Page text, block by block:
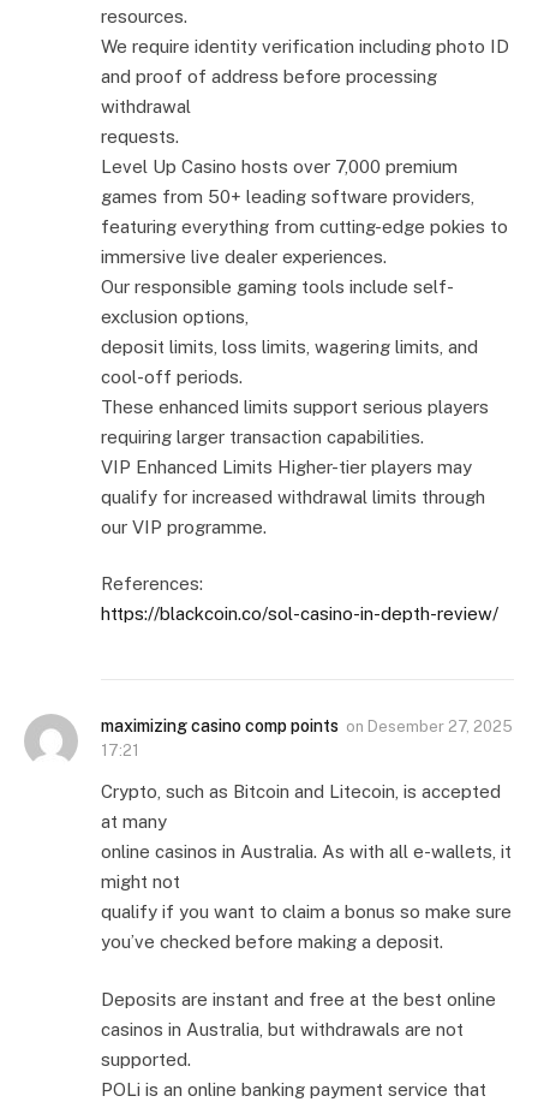
resources.
We require identity verification including photo ID
and proof of address before processing
withdrawal
requests.
Level Up Casino hosts over 7,000 premium
games from 50+ leading software providers,
featuring everything from cutting-edge pokies to
immersive live dealer experiences.
Our responsible gaming tools include self-
exclusion options,
deposit limits, loss limits, wagering limits, and
cool-off periods.
These enhanced limits support serious players
requiring larger transaction capabilities.
VIP Enhanced Limits Higher-tier players may
qualify for increased withdrawal limits through
our VIP programme.
References:
https://blackcoin.co/sol-casino-in-depth-review/
maximizing casino comp points on Desember 27, 2025
17:21
Crypto, such as Bitcoin and Litecoin, is accepted
at many
online casinos in Australia. As with all e-wallets, it
might not
qualify if you want to claim a bonus so make sure
you’ve checked before making a deposit.
Deposits are instant and free at the best online
casinos in Australia, but withdrawals are not
supported.
POLi is an online banking payment service that